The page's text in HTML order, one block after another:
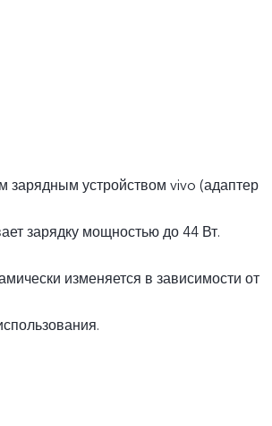
зарядным устройством vivo (адаптер
зарядку мощностью до 44 Вт.
изменяется в зависимости от